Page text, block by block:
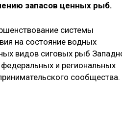
запасов ценных рыб.
системы
на состояние водных
видов сиговых рыб
федеральных и региональных
сообщества.